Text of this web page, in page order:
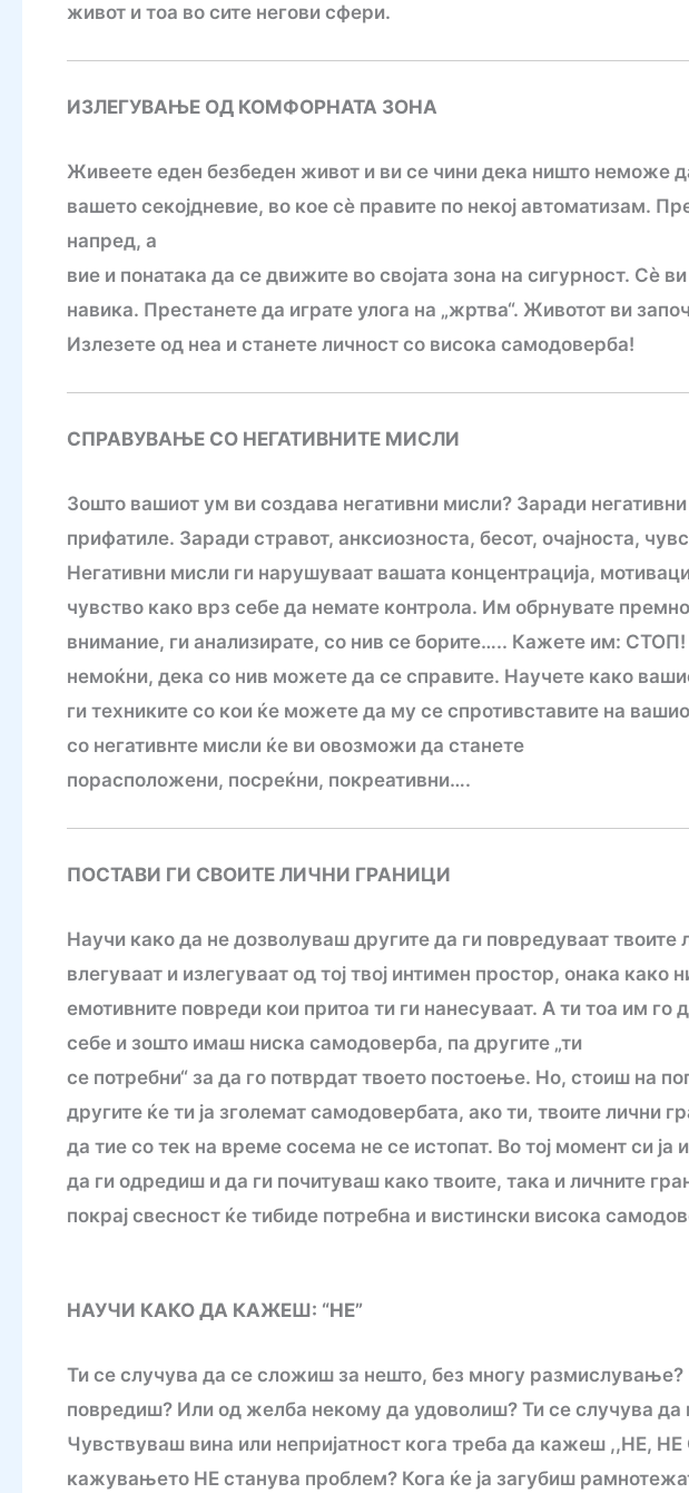
живот и тоа во сите негови сфери.
ИЗЛЕГУВАЊЕ ОД КОМФОРНАТА ЗОНА
Живеете еден безбеден живот и ви се чини дека ништо неможе
вашето секојдневие, во кое сè правите по некој автоматизам.
напред, а
вие и понатака да се движите во својата зона на сигурност. Сè
навика. Престанете да играте улога на „жртва“. Животот ви
Излезете од неа и станете личност со висока самодоверба!
СПРАВУВАЊЕ СО НЕГАТИВНИТЕ МИСЛИ
Зошто вашиот ум ви создава негативни мисли? Заради
прифатиле. Заради стравот, анксиозноста, бесот, очајноста,
Негативни мисли ги нарушуваат вашата концентрација,
чувство како врз себе да немате контрола. Им обрнувате
внимание, ги анализирате, со нив се борите….. Кажете им:
немоќни, дека со нив можете да се справите. Научете како
ги техниките со кои ќе можете да му се спротивставите на
со негативнте мисли ќе ви овозможи да станете
порасположени, посреќни, покреативни….
ПОСТАВИ ГИ СВОИТЕ ЛИЧНИ ГРАНИЦИ
Научи како да не дозволуваш другите да ги повредуваат твоите
влегуваат и излегуваат од тој твој интимен простор, онака како
емотивните повреди кои притоа ти ги нанесуваат. А ти тоа им
себе и зошто имаш ниска самодоверба, па другите „ти
се потребни“ за да го потврдат твоето постоење. Но, стоиш на
другите ќе ти ја зголемат самодовербата, ако ти, твоите лични
да тие со тек на време сосема не се истопат. Во тој момент си ја
да ги одредиш и да ги почитуваш како твоите, така и личните
покрај свесност ќе тибиде потребна и вистински висока
НАУЧИ КАКО ДА КАЖЕШ: “НЕ”
Ти се случува да се сложиш за нешто, без многу
повредиш? Или од желба некому да удоволиш? Ти се случува
Чувствуваш вина или непријатност кога треба да кажеш ,,НЕ,
кажувањето НЕ станува проблем? Кога ќе ја загубиш